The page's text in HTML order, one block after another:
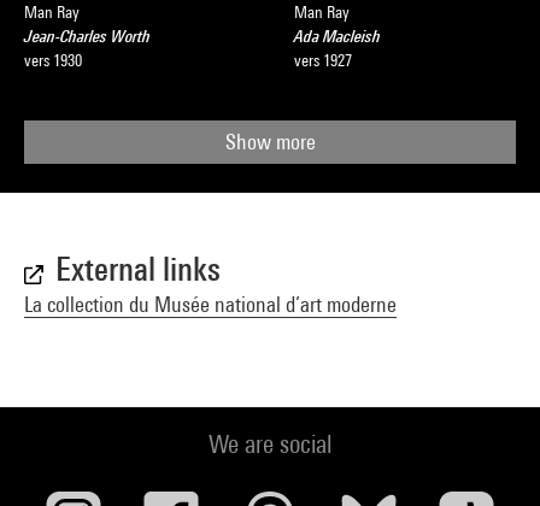
Man Ray
Jean-Charles Worth
vers 1930
Man Ray
Ada Macleish
vers 1927
Show more
External links
La collection du Musée national d’art moderne
We are social